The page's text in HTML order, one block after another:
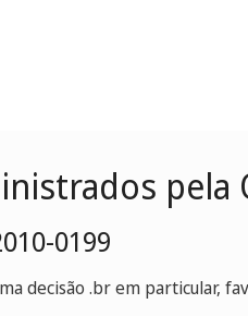
pela
0199
decisão .br em particular,